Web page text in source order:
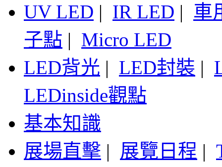
UV LED | IR LED | 車
子點 | Micro LED
LED背光 | LED封裝 |
LEDinside觀點
基本知識
展場直擊 | 展覽日程 |